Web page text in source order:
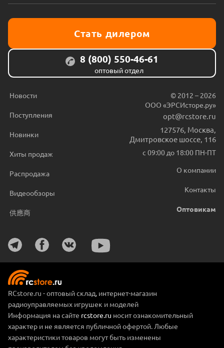
Стать дилером
8 (800) 550-46-61
оптовый отдел
Новости
Поступления
Новинки
Хиты продаж
Распродажа
Видеообзоры
供應商
© 2012 – 2026
ООО «ЭРСИсторе.ру»
opt@rcstore.ru
127576, Москва,
Дмитровское шоссе, 116
с 09:00 до 18:00 ПН-ПТ
О компании
Контакты
Оптовикам
RCstore.ru - оптовый склад, интернет-магазин
радиоуправляемых игрушек и моделей
Информация на сайте rcstore.ru носит ознакомительный
характер и не является публичной офертой. Любые
характеристики товаров могут быть изменены